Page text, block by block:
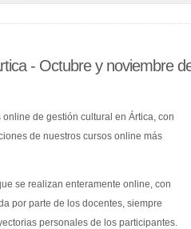
- Octubre y noviembre
de gestión cultural en Ártica, con
de nuestros cursos online más
se realizan enteramente online, con
por parte de los docentes, siempre
personales de los participantes.